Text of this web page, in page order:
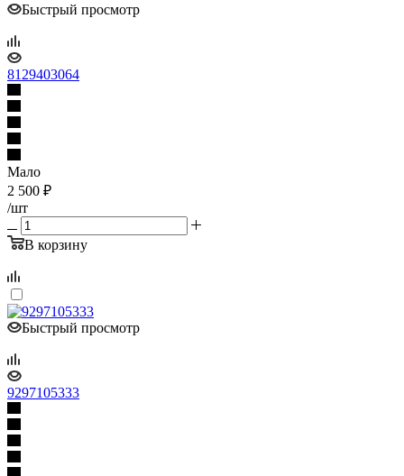
Быстрый просмотр
8129403064
Мало
2 500 ₽
/шт
В корзину
Быстрый просмотр
9297105333